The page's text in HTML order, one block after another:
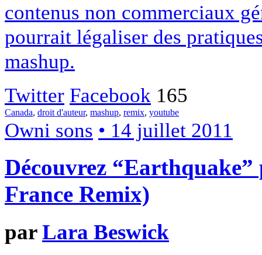
contenus non commerciaux
pourrait légaliser des
mashup.
Twitter Facebook 165
Canada, droit d'auteur, mashup, remix, youtube
Owni sons • 14 juillet 2011
Découvrez
France Remix)
parLara Beswick